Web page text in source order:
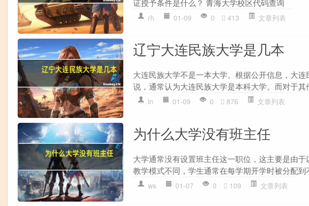
证授予条件是什么？ 青海大学校区代码查询
rh 01-09 0 413 文章列表
辽宁大连民族大学是几本
大连民族大学不是一本大学。根据公开信息，大
说，通常认为大连民族大学是本科大学。而对于其
ln 01-09 0 876 文章列表
为什么大学没有班主任
大学通常没有设置班主任这一职位，这主要是由
教学模式不同，学生通常在每学期开学时被分配到
ws 01-07 0 109 文章列表